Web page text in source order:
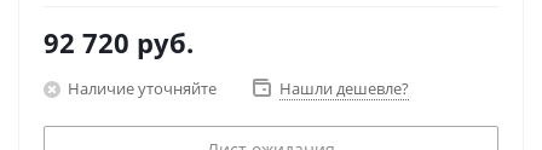
92 720 руб.
Наличие уточняйте Нашли дешевле?